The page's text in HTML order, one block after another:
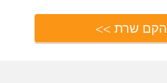
הקם שרת >>